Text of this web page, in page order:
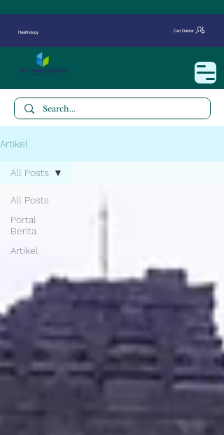
Healthology Cari Dokter
Artikel
All Posts
Portal
Berita
Artikel
All Posts